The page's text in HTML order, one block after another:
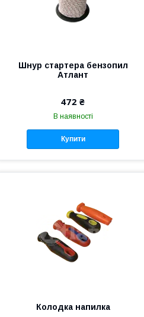
Шнур стартера бензопил
Атлант
472 ₴
В наявності
Купити
Колодка напилка